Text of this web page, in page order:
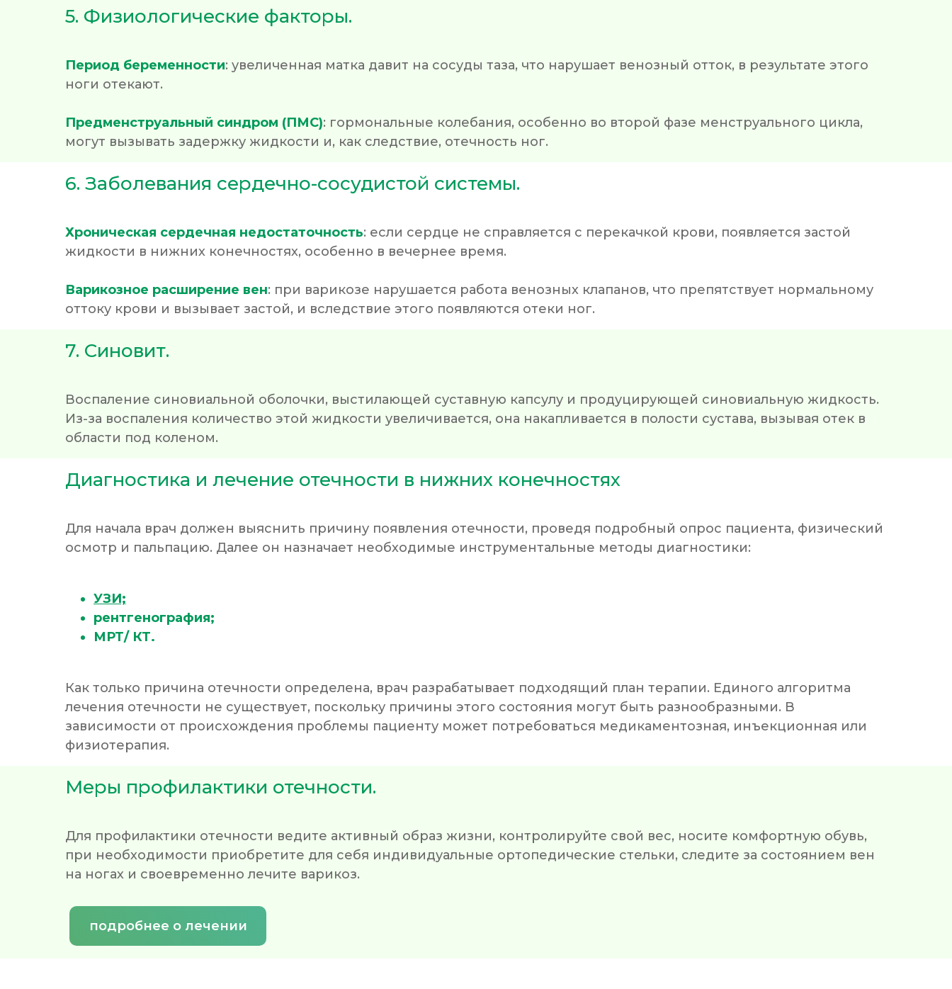
5. Физиологические факторы.
Период беременности: увеличенная матка давит на сосуды таза, что нарушает венозный отток, в результате этого
ноги отекают.
Предменструальный синдром (ПМС): гормональные колебания, особенно во второй фазе менструального цикла,
могут вызывать задержку жидкости и, как следствие, отечность ног.
6. Заболевания сердечно-сосудистой системы.
Хроническая сердечная недостаточность: если сердце не справляется с перекачкой крови, появляется застой
жидкости в нижних конечностях, особенно в вечернее время.
Варикозное расширение вен: при варикозе нарушается работа венозных клапанов, что препятствует нормальному
оттоку крови и вызывает застой, и вследствие этого появляются отеки ног.
7. Синовит.
Воспаление синовиальной оболочки, выстилающей суставную капсулу и продуцирующей синовиальную жидкость.
Из-за воспаления количество этой жидкости увеличивается, она накапливается в полости сустава, вызывая отек в
области под коленом.
Диагностика и лечение отечности в нижних конечностях
Для начала врач должен выяснить причину появления отечности, проведя подробный опрос пациента, физический
осмотр и пальпацию. Далее он назначает необходимые инструментальные методы диагностики:
УЗИ;
рентгенография;
МРТ/ КТ.
Как только причина отечности определена, врач разрабатывает подходящий план терапии. Единого алгоритма
лечения отечности не существует, поскольку причины этого состояния могут быть разнообразными. В
зависимости от происхождения проблемы пациенту может потребоваться медикаментозная, инъекционная или
физиотерапия.
Меры профилактики отечности.
Для профилактики отечности ведите активный образ жизни, контролируйте свой вес, носите комфортную обувь,
при необходимости приобретите для себя индивидуальные ортопедические стельки, следите за состоянием вен
на ногах и своевременно лечите варикоз.
подробнее о лечении